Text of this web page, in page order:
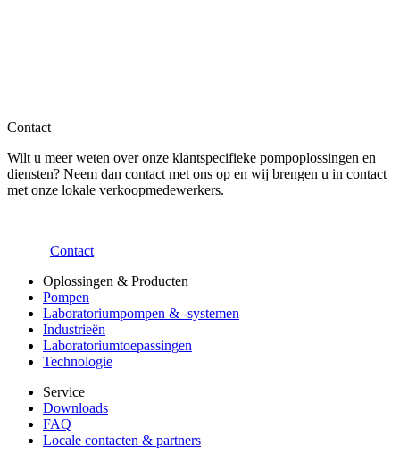
Contact
Wilt u meer weten over onze klantspecifieke pompoplossingen en
diensten? Neem dan contact met ons op en wij brengen u in contact
met onze lokale verkoopmedewerkers.
Contact
Oplossingen & Producten
Pompen
Laboratoriumpompen & -systemen
Industrieën
Laboratoriumtoepassingen
Technologie
Service
Downloads
FAQ
Locale contacten & partners